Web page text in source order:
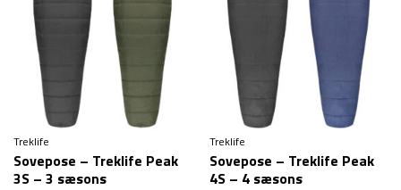
Treklife
Sovepose – Treklife Peak
3S – 3 sæsons
Treklife
Sovepose – Treklife Peak
4S – 4 sæsons